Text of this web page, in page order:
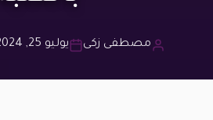
مصطفى زكى يوليو 25, 2024